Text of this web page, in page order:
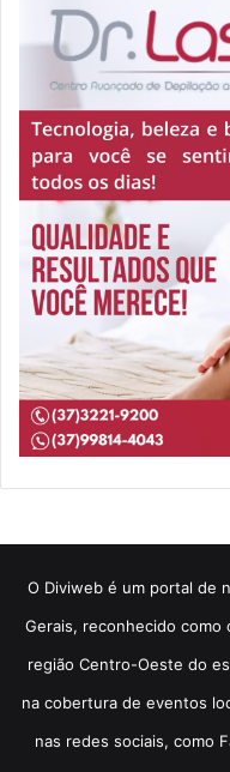
​O Diviweb é um portal de
Gerais, reconhecido como
região Centro-Oeste do
na cobertura de eventos
nas redes sociais, como